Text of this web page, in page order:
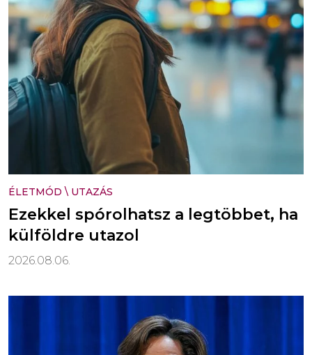
ÉLETMÓD \ UTAZÁS
Ezekkel spórolhatsz a legtöbbet, ha
külföldre utazol
2026.08.06.